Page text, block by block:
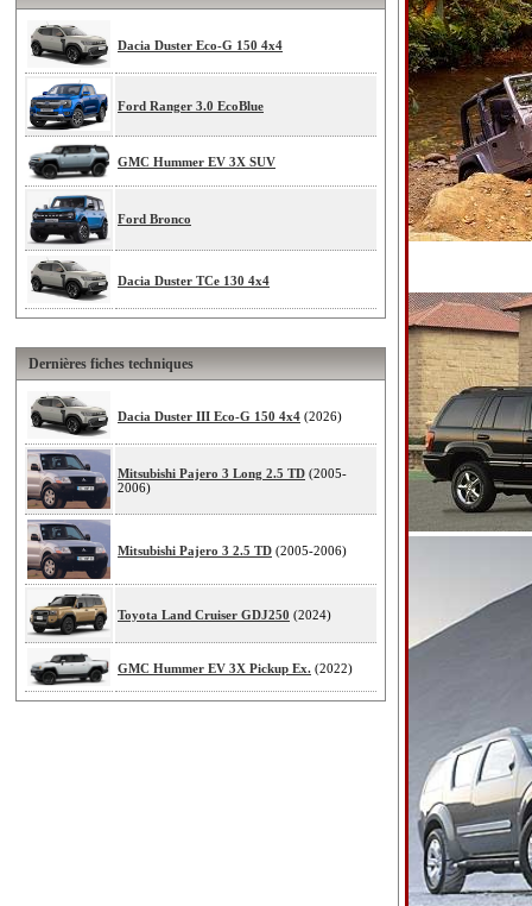
Dacia Duster Eco-G 150 4x4
Ford Ranger 3.0 EcoBlue
GMC Hummer EV 3X SUV
Ford Bronco
Dacia Duster TCe 130 4x4
Dernières fiches techniques
Dacia Duster III Eco-G 150 4x4 (2026)
Mitsubishi Pajero 3 Long 2.5 TD (2005-
2006)
Mitsubishi Pajero 3 2.5 TD (2005-2006)
Toyota Land Cruiser GDJ250 (2024)
GMC Hummer EV 3X Pickup Ex. (2022)